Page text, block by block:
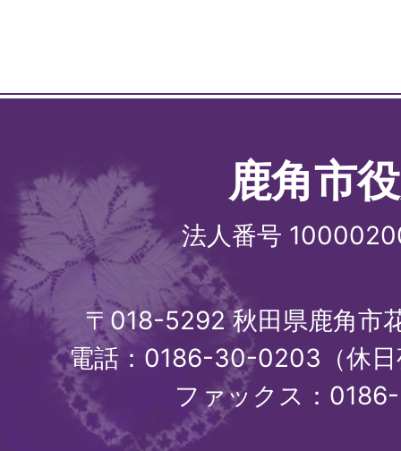
鹿角市
法人番号
〒018-5292 秋田県鹿角市
電話：0186-30-0203（休
ファックス：